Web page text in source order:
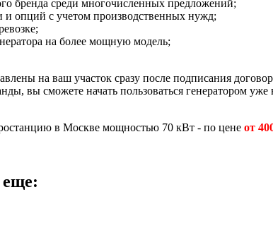
бренда среди многочисленных предложений;
и опций с учетом производственных нужд;
на более мощную модель;
на ваш участок сразу после подписания
вы сможете начать пользоваться генератором
в Москве мощностью 70 кВт - по цене от
еще: